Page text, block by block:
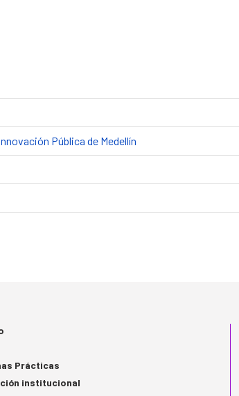
Pública de Medellín
Prácticas
institucional